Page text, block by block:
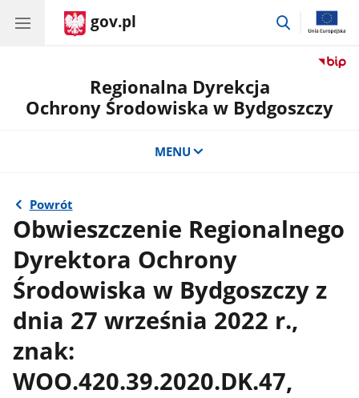
gov.pl
przejdź
Regionalna Dyrekcja
Ochrony Środowiska w Bydgoszczy
MENU
Powrót
Obwieszczenie Regionalnego
Dyrektora Ochrony
Środowiska w Bydgoszczy z
dnia 27 września 2022 r.,
znak:
WOO.420.39.2020.DK.47,